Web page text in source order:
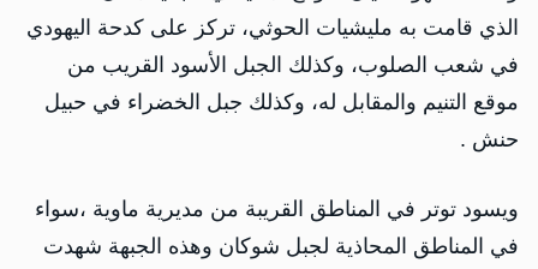
الذي قامت به مليشيات الحوثي، تركز على كدحة اليهودي
في شعب الصلوب، وكذلك الجبل الأسود القريب من
موقع التنيم والمقابل له، وكذلك جبل الخضراء في حبيل
حنش .
ويسود توتر في المناطق القريبة من مديرية ماوية ،سواء
في المناطق المحاذية لجبل شوكان وهذه الجبهة شهدت